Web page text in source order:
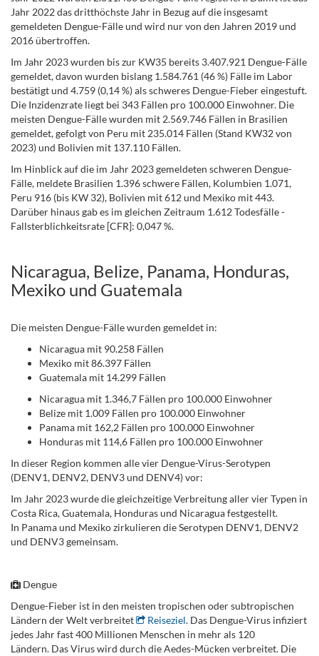
Jahr 2022 das dritthöchste Jahr in Bezug auf die insgesamt
gemeldeten Dengue-Fälle und wird nur von den Jahren 2019 und
2016 übertroffen.
Im Jahr 2023 wurden bis zur KW35 bereits 3.407.921 Dengue-Fälle
gemeldet, davon wurden bislang 1.584.761 (46 %) Fälle im Labor
bestätigt und 4.759 (0,14 %) als schweres Dengue-Fieber eingestuft.
Die Inzidenzrate liegt bei 343 Fällen pro 100.000 Einwohner. Die
meisten Dengue-Fälle wurden mit 2.569.746 Fällen in Brasilien
gemeldet, gefolgt von Peru mit 235.014 Fällen (Stand KW32 von
2023) und Bolivien mit 137.110 Fällen.
Im Hinblick auf die im Jahr 2023 gemeldeten schweren Dengue-
Fälle, meldete Brasilien 1.396 schwere Fällen, Kolumbien 1.071,
Peru 916 (bis KW 32), Bolivien mit 612 und Mexiko mit 443.
Darüber hinaus gab es im gleichen Zeitraum 1.612 Todesfälle -
Fallsterblichkeitsrate [CFR]: 0,047 %.
Nicaragua, Belize, Panama, Honduras,
Mexiko und Guatemala
Die meisten Dengue-Fälle wurden gemeldet in:
Nicaragua mit 90.258 Fällen
Mexiko mit 86.397 Fällen
Guatemala mit 14.299 Fällen
Nicaragua mit 1.346,7 Fällen pro 100.000 Einwohner
Belize mit 1.009 Fällen pro 100.000 Einwohner
Panama mit 162,2 Fällen pro 100.000 Einwohner
Honduras mit 114,6 Fällen pro 100.000 Einwohner
In dieser Region kommen alle vier Dengue-Virus-Serotypen
(DENV1, DENV2, DENV3 und DENV4) vor:
Im Jahr 2023 wurde die gleichzeitige Verbreitung aller vier Typen in
Costa Rica, Guatemala, Honduras und Nicaragua festgestellt.
In Panama und Mexiko zirkulieren die Serotypen DENV1, DENV2
und DENV3 gemeinsam.
Dengue
Dengue-Fieber ist in den meisten tropischen oder subtropischen
Ländern der Welt verbreitet
Reiseziel. Das Dengue-Virus infiziert
jedes Jahr fast 400 Millionen Menschen in mehr als 120
Ländern. Das Virus wird durch die Aedes-Mücken verbreitet. Die